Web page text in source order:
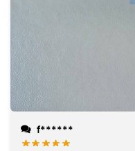
f******